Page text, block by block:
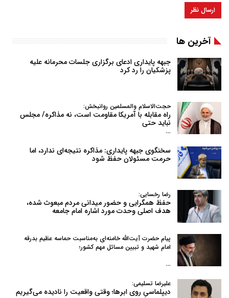
آخرین ها
جبهه پایداری ادعای برگزاری جلسات محرمانه علیه
پزشکیان را رد کرد
حجت‌الاسلام والمسلمین روانبخش:
راه مقابله با آمریکا مقاومت است، نه مذاکره/ مجلس
نباید حتی
…
سخنگوی جبهه پایداری: مذاکره نتیجه‌ای ندارد، اما
حرمت مسئولان حفظ شود
رضا رخسایی:
حفظ همگرایی و حضور میدانی مردم مبعوث شده،
هدف اصلی وحدت مورد اشاره امام جامعه
پیام حضرت آیت‌الله خامنه‌ای به‌مناسبت حماسه عظیم بدرقه
امام شهید و تبیین مسائل مهم کشور؛
…
علیرضا تسلیمی:
دیپلماسیِ روی ابرها؛ وقتی واقعیت را نادیده می‌گیریم